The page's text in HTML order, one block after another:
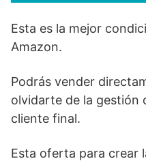
Esta es la mejor
Amazon.
Podrás vender
olvidarte de la gestión
cliente final.
Esta oferta para crear